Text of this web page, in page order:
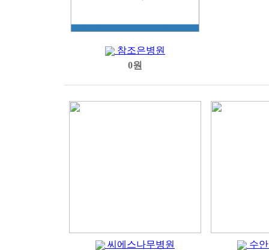
참조은병원
0원
씨에스나무병원
수